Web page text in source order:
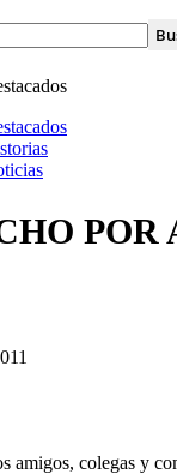
POR
amigos, colegas y